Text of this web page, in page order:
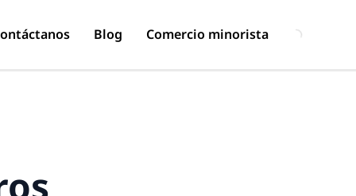
Blog Comercio minorista